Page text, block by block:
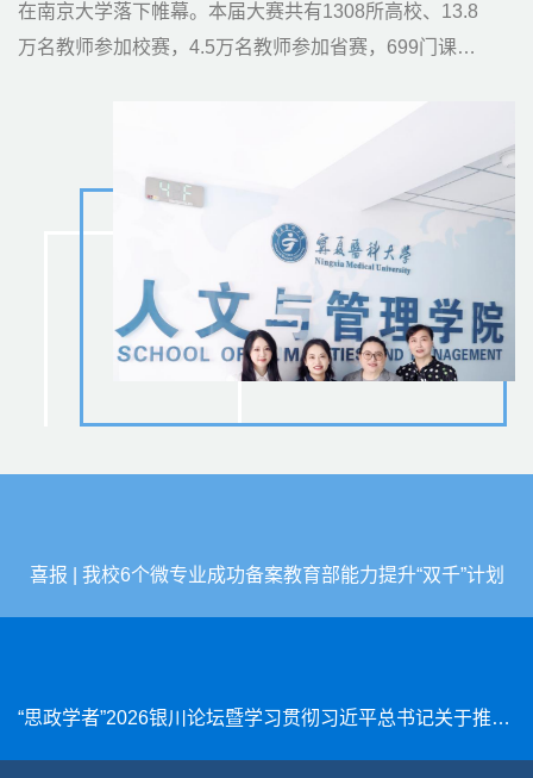
2026年第七次就业工作推进会。学校党委副书记韩蕃
璠，相关部门负责人，各学院党委书记、分管就业工作
神，通报了当前就业工作形势和下一阶段重点任务。各
学院、人才培养单位围绕首轮就业数据核查情况、就业
医学科、脊柱骨科、心血管内科、儿科、消化内科、妇
科12名青年博士专家，深入学校驻村帮扶点吴忠市红寺
在家门口享受到综合性三级甲等医院高水平的医疗服
务。在义诊现场，总医院青年博士专家团队充分发挥专
226会议室举行校地合作协议签约仪式。此次校地合作签
约本着“资源共享、优势互补、协同创新、互利共赢”的合
源深度融合、双向赋能、共同发展。学校党委书记张治
荣、固原市原州区委书记马波见证签约并开展座谈交
夏赛斯聚信生物科技有限公司在雁湖校区砺行楼一楼路
演室举行“高效基因敲除，sgRNA载体构建试剂盒”科技成
上，杨延辉介绍了试剂盒的研发过程及应用前景，他讲
到，此次科研成果转化，是教育部“双带头人”教师党支部
效，引导全校党员干部师生切实把学习成效转化为立德
树人、服务区域医疗卫生事业、建设高水平应用型医科
“正确政绩观开创学校高质量发展新局面”为题，为护理学
院党员代表讲授专题党课，她紧扣树立和践行正确政绩
观的重大意义、核心要义、实践要求三个方面，系统分
会组织的2026年“学在中国”来华留学教育管理典型案例评
选结果正式揭晓，我校2个案例成功入选，充分彰显了学
求，推动来华留学教育管理工作提质增效、实现高质量
发展，来自全国155所高校的393个案例进行申报，经专
在南京大学落下帷幕。本届大赛共有1308所高校、13.8
万名教师参加校赛，4.5万名教师参加省赛，699门课程
奖，实现了学院在全国高校教师教学创新大赛国赛奖项
上的历史性突破。比赛中，何佳洁团队以《医学伦理
业委员会主办、我校承办的第十二届机能实验教学研讨
会暨第七期机能学科骨干教师高级研修班在银川成功举
和来自全国百余所医学院校的230余名实验教学骨干及行
业专家齐聚一堂，共话医学实验教学数智化改革。开幕
式上，杨怡介绍了我校医学实验教学体系建设及数字化
喜报 | 我校6个微专业成功备案教育部能力提升“双千”计划
“思政学者”2026银川论坛暨学习贯彻习近平总书记关于推动哲学社会科学高质量发展...